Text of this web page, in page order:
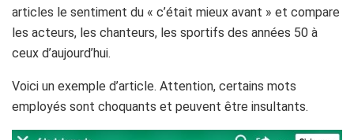
articles le sentiment du « c’était mieux avant » et compare
les acteurs, les chanteurs, les sportifs des années 50 à
ceux d’aujourd’hui.
Voici un exemple d’article. Attention, certains mots
employés sont choquants et peuvent être insultants.